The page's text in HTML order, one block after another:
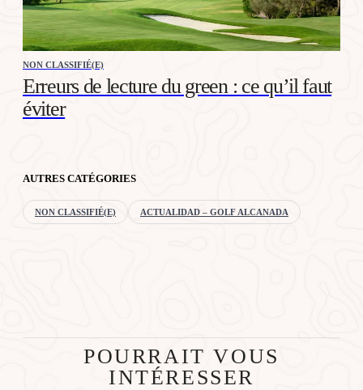
NON CLASSIFIÉ(E)
Erreurs de lecture du green : ce qu’il faut
éviter
AUTRES CATÉGORIES
NON CLASSIFIÉ(E) ACTUALIDAD – GOLF ALCANADA
POURRAIT VOUS
INTÉRESSER